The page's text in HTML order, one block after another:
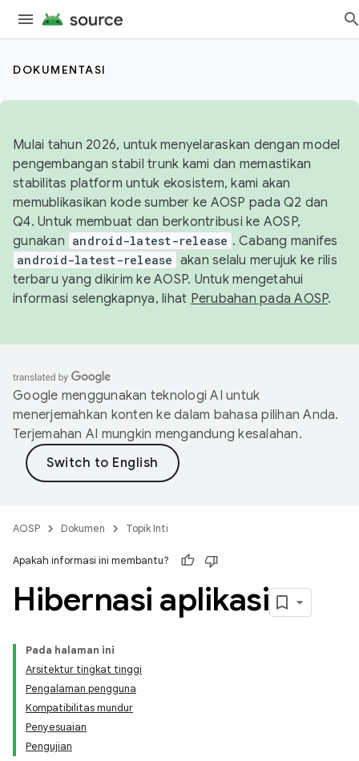
DOKUMENTASI
Mulai tahun 2026, untuk menyelaraskan dengan model
pengembangan stabil trunk kami dan memastikan
stabilitas platform untuk ekosistem, kami akan
memublikasikan kode sumber ke AOSP pada Q2 dan
Q4. Untuk membuat dan berkontribusi ke AOSP,
gunakan android-latest-release . Cabang manifes
android-latest-release akan selalu merujuk ke rilis
terbaru yang dikirim ke AOSP. Untuk mengetahui
informasi selengkapnya, lihat Perubahan pada AOSP.
Google menggunakan teknologi AI untuk
menerjemahkan konten ke dalam bahasa pilihan Anda.
Terjemahan AI mungkin mengandung kesalahan.
AOSP Dokumen Topik Inti
Apakah informasi ini membantu?
Hibernasi aplikasi
Pada halaman ini
Arsitektur tingkat tinggi
Pengalaman pengguna
Kompatibilitas mundur
Penyesuaian
Pengujian